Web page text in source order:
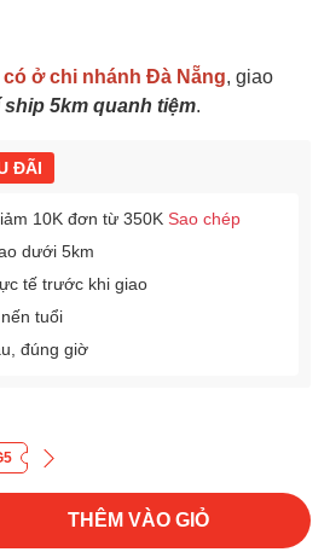
ở chi nhánh Đà Nẵng, giao
ship 5km quanh tiệm.
ĐÃI
10K đơn từ 350K Sao chép
dưới 5km
tế trước khi giao
tuổi
đúng giờ
THÊM VÀO GIỎ